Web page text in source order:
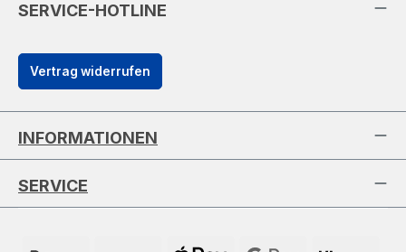
SERVICE-HOTLINE
Vertrag widerrufen
INFORMATIONEN
SERVICE